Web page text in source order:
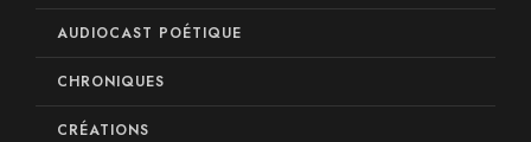
AUDIOCAST POÉTIQUE
CHRONIQUES
CRÉATIONS